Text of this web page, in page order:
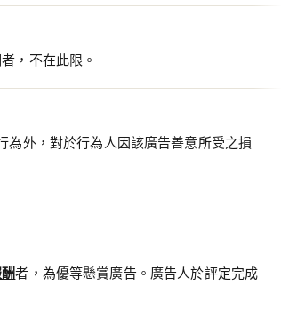
，不在此限。
為外，對於行為人因該廣告善意所受之損
者，為優等懸賞廣告。廣告人於評定完成